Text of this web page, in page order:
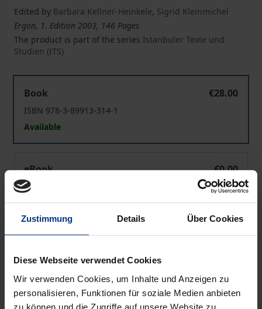
Zustimmung Details Über Cookies
Diese Webseite verwendet Cookies
Wir verwenden Cookies, um Inhalte und Anzeigen zu
personalisieren, Funktionen für soziale Medien anbieten
zu können und die Zugriffe auf unsere Website zu
Edited by Barbara Kellner-Heinkele, Sigrid Kleinmichel
Ergon, 1. Edition 2003, 146 Pages
The product is part of the series Istanbuler Texte und
Studien (ITS)
Book
€28.00
ISBN 978-3-89913-314-1
Available
eBook
€0.00
ISBN 978-3-95650-697-0
Available
may vary at checkout.
Add to Cart